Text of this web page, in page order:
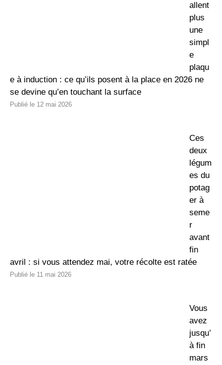
allent
plus
une
simpl
e
plaqu
e à induction : ce qu’ils posent à la place en 2026 ne
se devine qu’en touchant la surface
12 mai 2026
Ces
deux
légum
es du
potag
er à
seme
r
avant
fin
avril : si vous attendez mai, votre récolte est ratée
11 mai 2026
Vous
avez
jusqu’
à fin
mars